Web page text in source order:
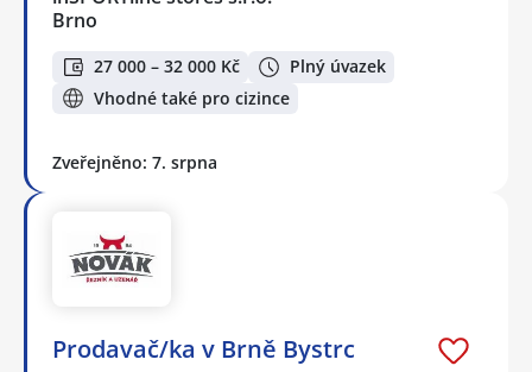
Brno
27 000 – 32 000 Kč
Plný úvazek
Vhodné také pro cizince
Zveřejněno: 7. srpna
Prodavač/ka v Brně Bystrc